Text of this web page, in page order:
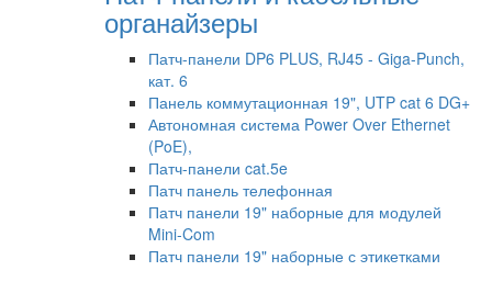
органайзеры
Патч-панели DP6 PLUS, RJ45 - Giga-Punch,
кат. 6
Панель коммутационная 19", UTP cat 6 DG+
Автономная система Power Over Ethernet
(PoE),
Патч-панели cat.5e
Патч панель телефонная
Патч панели 19" наборные для модулей
Mini-Com
Патч панели 19" наборные с этикетками